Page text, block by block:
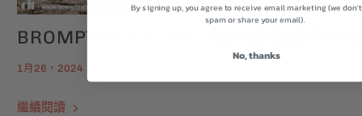
BROMPTON T-LINE：城市通勤優雅的
1月26，2024
繼續閱讀
By signing up, you agree to receive email marketing (we
spam or share your email).
No, thanks